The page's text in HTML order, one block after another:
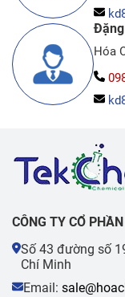
Hóa
CÔNG TY CỔ
Số 43 đường số
Chí Minh
Email: